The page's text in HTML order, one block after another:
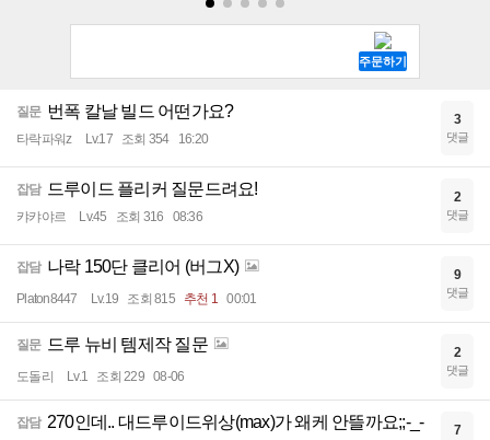
질문 번폭 칼날 빌드 어떤가요?
타락파워z Lv.17 조회 354 16:20
3
댓글
잡담 드루이드 플리커 질문드려요!
캬캬야르 Lv.45 조회 316 08:36
2
댓글
잡담 나락 150단 클리어 (버그X)
Platon8447 Lv.19 조회 815 추천 1 00:01
9
댓글
질문 드루 뉴비 템제작 질문
도돌리 Lv.1 조회 229 08-06
2
댓글
잡담 270인데.. 대드루이드위상(max)가 왜케 안뜰까요;;-_- 7